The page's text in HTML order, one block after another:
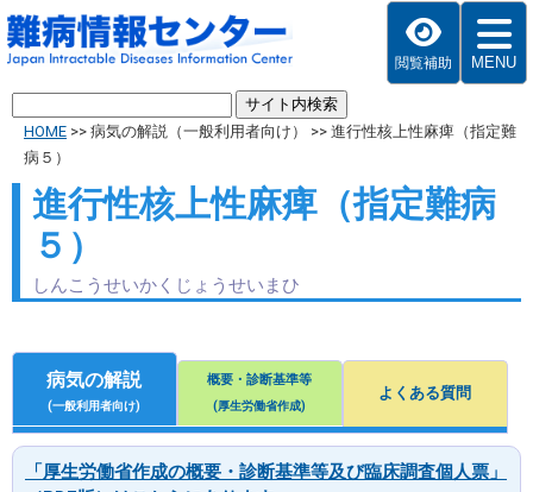
閲覧補助 MENU
HOME >> 病気の解説（一般利用者向け） >> 進行性核上性麻痺（指定難
病５）
進行性核上性麻痺（指定難病
５）
しんこうせいかくじょうせいまひ
病気の解説
(一般利用者向け)
概要・診断基準等
(厚生労働省作成)
よくある質問
「厚生労働省作成の概要・診断基準等及び臨床調査個人票」